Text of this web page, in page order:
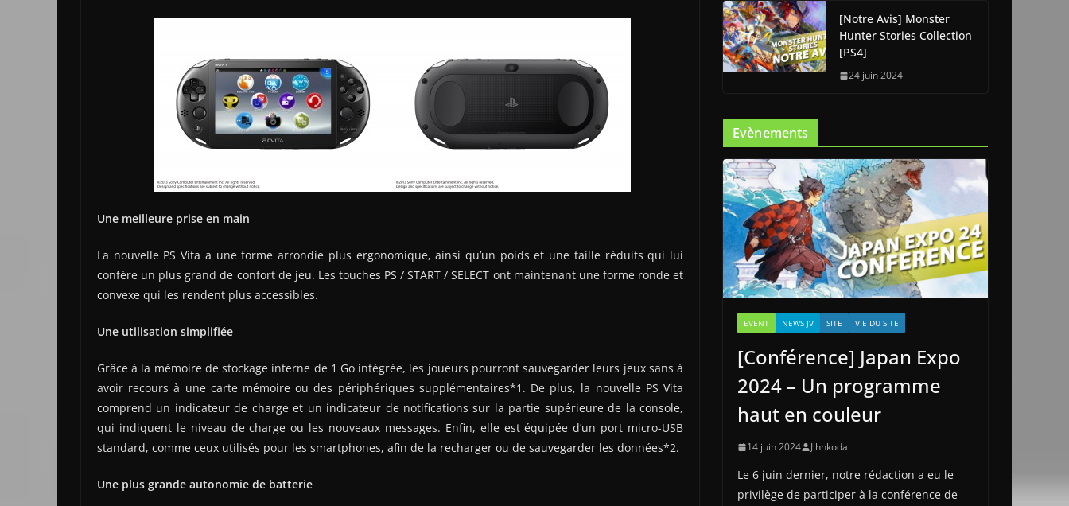
Une meilleure prise en main
La nouvelle PS Vita a une forme arrondie plus ergonomique, ainsi qu’un poids et une taille réduits qui lui
confère un plus grand de confort de jeu. Les touches PS / START / SELECT ont maintenant une forme ronde et
convexe qui les rendent plus accessibles.
Une utilisation simplifiée
Grâce à la mémoire de stockage interne de 1 Go intégrée, les joueurs pourront sauvegarder leurs jeux sans à
avoir recours à une carte mémoire ou des périphériques supplémentaires*1. De plus, la nouvelle PS Vita
comprend un indicateur de charge et un indicateur de notifications sur la partie supérieure de la console,
qui indiquent le niveau de charge ou les nouveaux messages. Enfin, elle est équipée d’un port micro-USB
standard, comme ceux utilisés pour les smartphones, afin de la recharger ou de sauvegarder les données*2.
Une plus grande autonomie de batterie
[Notre Avis] Monster
Hunter Stories Collection
[PS4]
24 juin 2024
Evènements
EVENT NEWS JV SITE VIE DU SITE
[Conférence] Japan Expo
2024 – Un programme
haut en couleur
14 juin 2024 Jihnkoda
Le 6 juin dernier, notre rédaction a eu le
privilège de participer à la conférence de